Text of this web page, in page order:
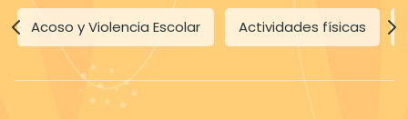
Acoso y Violencia Escolar Actividades físicas